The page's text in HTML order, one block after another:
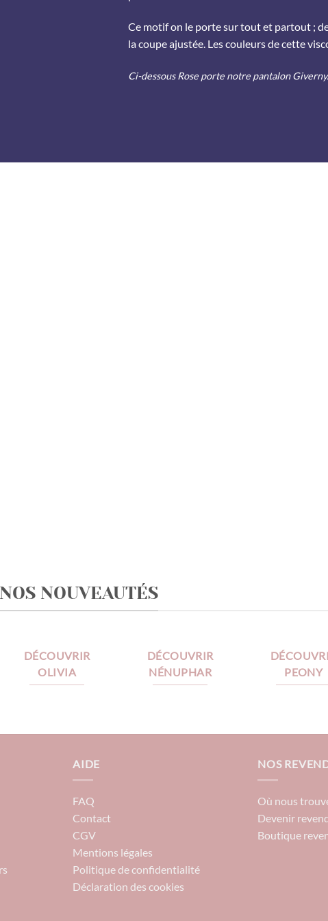
Ce motif on le porte sur tout et partout ;
la coupe ajustée. Les couleurs de cette
Ci-dessous Rose porte notre pantalon Giverny.
NOUVEAUTÉS
DÉCOUVRIR
OLIVIA
DÉCOUVRIR
NÉNUPHAR
PEONY
AIDE
FAQ
Contact
CGV
Mentions légales
Politique de confidentialité
Déclaration des cookies
NOS
Où nous
Devenir
Boutique